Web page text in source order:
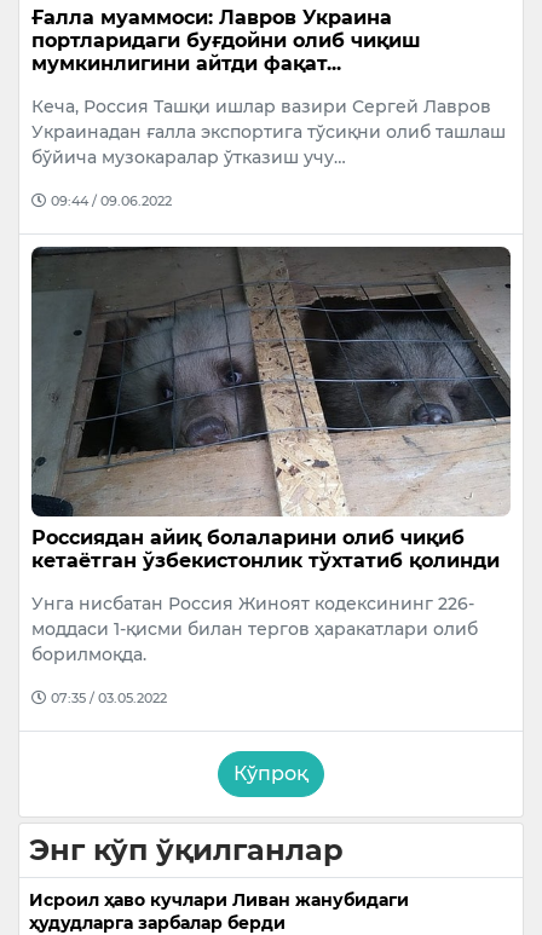
Ғалла муаммоси: Лавров Украина
портларидаги буғдойни олиб чиқиш
мумкинлигини айтди фақат...
Кеча, Россия Ташқи ишлар вазири Сергей Лавров
Украинадан ғалла экспортига тўсиқни олиб ташлаш
бўйича музокаралар ўтказиш учу…
09:44 / 09.06.2022
Россиядан айиқ болаларини олиб чиқиб
кетаётган ўзбекистонлик тўхтатиб қолинди
Унга нисбатан Россия Жиноят кодексининг 226-
моддаси 1-қисми билан тергов ҳаракатлари олиб
борилмоқда.
07:35 / 03.05.2022
Кўпроқ
Энг кўп ўқилганлар
Исроил ҳаво кучлари Ливан жанубидаги
ҳудудларга зарбалар берди